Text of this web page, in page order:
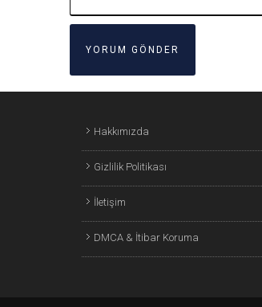
Hakkımızda
Gizlilik Politikası
İletişim
DMCA & İtibar Koruma